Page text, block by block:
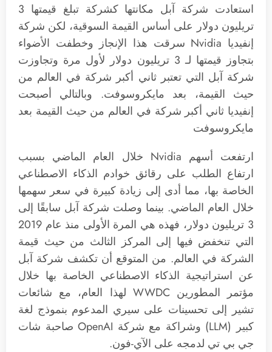
استعادت شركة آبل مكانتها كشركة تبلغ قيمتها 3
تريليون دولار على أساس القيمة السوقية، لكن شركة
إنفيديا Nvidia سرقت هذا الإنجاز وخطفت الأضواء
بتجاوز قيمتها لـ 3 تريليون دولار لأول مرة وتجاوزت
شركة آبل التي تعتبر ثاني أكبر شركة في العالم من
حيث القيمة، بعد مايكروسوفت. وبالتالي أصبحت
إنفيديا ثاني أكبر شركة في العالم من حيث القيمة بعد
مايكروسوفت
ارتفعت أسهم Nvidia خلال العام الماضي بسبب
ارتفاع الطلب على رقائق خوادم الذكاء الاصطناعي
الخاصة بها، مما أدى إلى زيادة كبيرة في سعر سهمها
خلال العام الماضي. بينما وصلت شركة آبل سابقًا إلى
3 تريليون دولار، فهذه هي المرة الأولى منذ عام 2019
التي تنخفض فيها إلى المركز الثالث من حيث قيمة
الشركة في العالم. من المتوقع أن تكشف شركة آبل
عن استراتيجية الذكاء الاصطناعي الخاصة بها خلال
مؤتمر المطورين WWDC لهذا العام، مع شائعات
تشير إلى تحسينات على سيري المدعوم بنموذج لغة
كبير (LLM) وشراكة مع شركة OpenAI صاحبة شات
جي بي تي لدمجه على الآي-فون.